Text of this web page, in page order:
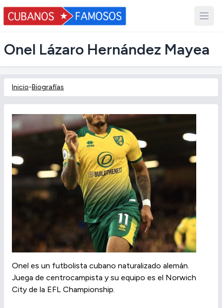
Onel Lázaro Hernández Mayea
Inicio-Biografías
Onel es un futbolista cubano naturalizado alemán.
Juega de centrocampista y su equipo es el Norwich
City de la EFL Championship.